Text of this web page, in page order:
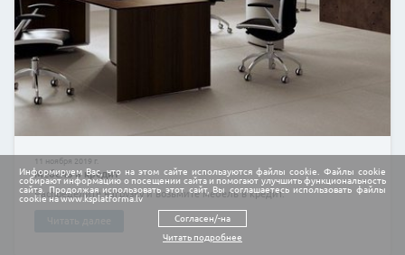
21 августа 2019 г.
iPad в кредит, iPad Pro в лизинг
Все iPad от Apple отличаются от других
других брендов качественной сборкой.